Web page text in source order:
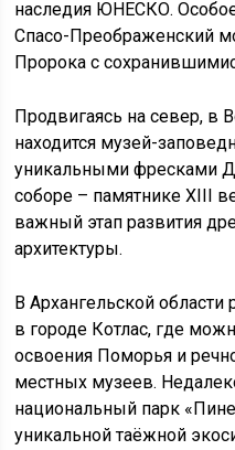
наследия ЮНЕСКО.
Спасо-Преображенский
Пророка с
Продвигаясь на север, в
находится музей-
уникальными фресками
соборе – памятнике XIII
важный этап развития
архитектуры.
В Архангельской области
в городе Котлас, где
освоения Поморья и
местных музеев.
национальный парк
уникальной таёжной